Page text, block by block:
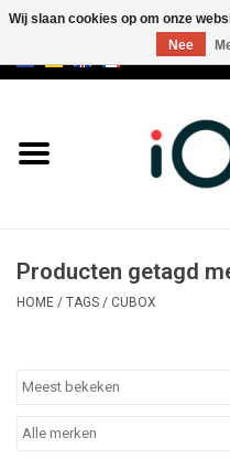
Merken
Producten getagd
HOME / TAGS / CUBOX
Wij slaan cookies op om onze
Nee